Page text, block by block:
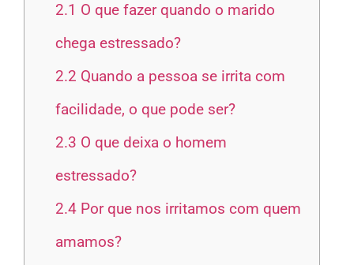
2.1 O que fazer quando o marido
chega estressado?
2.2 Quando a pessoa se irrita com
facilidade, o que pode ser?
2.3 O que deixa o homem
estressado?
2.4Por que nos irritamos com quem
amamos?